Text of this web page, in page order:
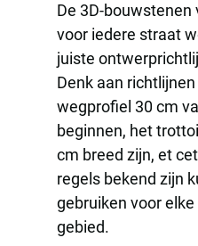
De 3D-
voor iedere straat
juiste
Denk aan
wegprofiel 30 cm
beginnen, het
cm breed zijn, et
regels bekend zijn
gebruiken voor
gebied.